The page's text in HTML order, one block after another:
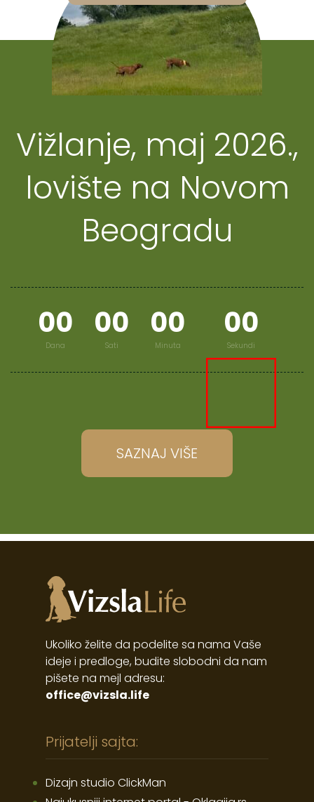
Vižlanje, maj 2026.,
lovište na Novom
Beogradu
00
Dana
00
Sati
00
Minuta
00
Sekundi
SAZNAJ VIŠE
Ukoliko želite da podelite sa nama Vaše
ideje i predloge, budite slobodni da nam
pišete na mejl adresu:
office@vizsla.life
Prijatelji sajta:
Dizajn studio ClickMan